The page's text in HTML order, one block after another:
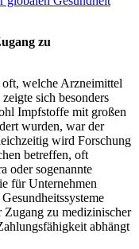
zu
oft, welche Arzneimittel
sich besonders
Impfstoffe mit großen
wurden, war der
wird Forschung
betreffen, oft
oder sogenannte
für Unternehmen
Zugang zu medizinischer
abhängt